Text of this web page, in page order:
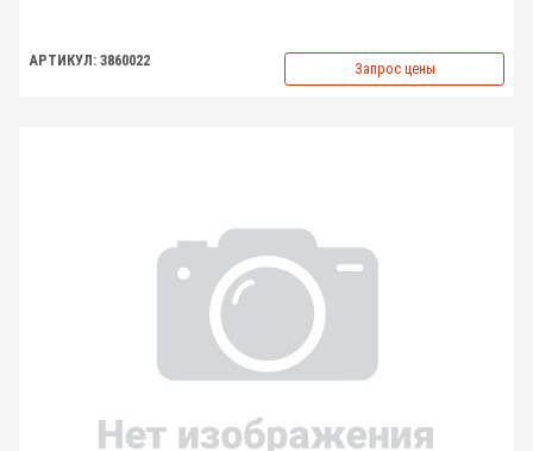
АРТИКУЛ: 3860022 Запрос цены